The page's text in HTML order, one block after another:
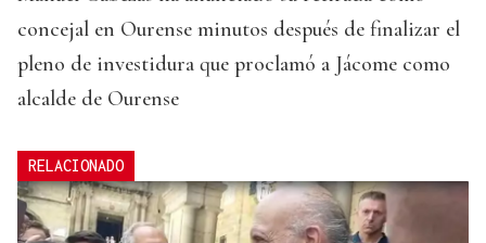
concejal en Ourense minutos después de finalizar el
pleno de investidura que proclamó a Jácome como
alcalde de Ourense
RELACIONADO